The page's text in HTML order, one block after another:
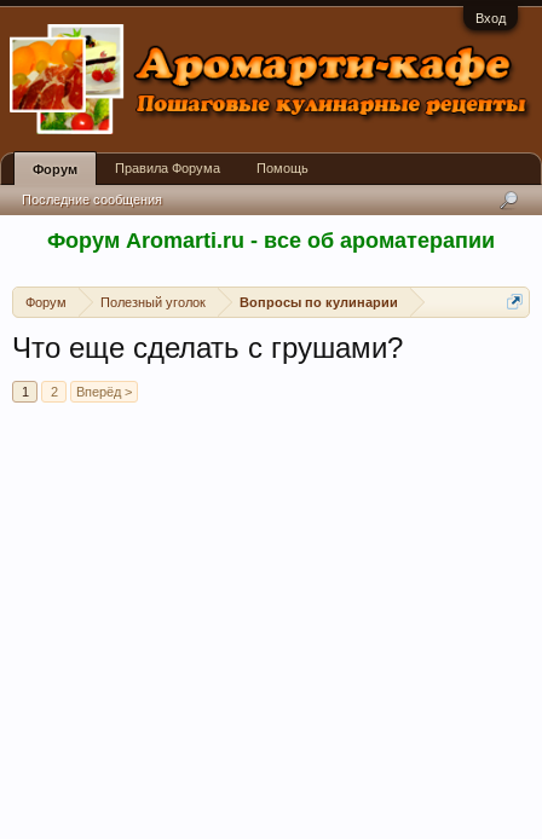
Вход
Форум Aromarti.ru - все об ароматерапии
Форум Полезный уголок Вопросы по кулинарии
Что еще сделать с грушами?
1 2 Вперёд >
Форум
Последние сообщения
Правила Форума Помощь